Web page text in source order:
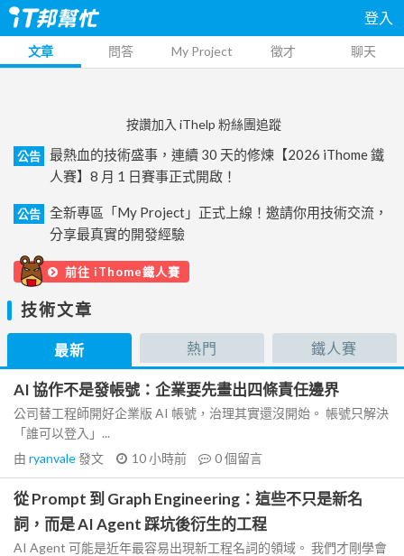
登入
文章 問答 My Project 徵才 聊天
按讚加入 iThelp 粉絲團追蹤
公告
最熱血的技術盛事，連續 30 天的修煉【2026 iThome 鐵
人賽】8 月 1 日賽事正式開啟！
公告
全新專區「My Project」正式上線！邀請你用技術交流，
分享最真實的開發經驗
前往 iThome鐵人賽
技術文章
最新 熱門 鐵人賽
AI 協作不是發帳號：企業要先畫出四條責任邊界
公司替工程師開好企業版 AI 帳號，治理其實還沒開始。 帳號只解決
「誰可以登入」...
由 ryanvale發文 10 小時前 0個留言
從 Prompt 到 Graph Engineering：這些不只是新名
詞，而是 AI Agent 踩坑後衍生的工程
AI Agent 可能是近年最容易出現新工程名詞的領域。 我們才剛學會